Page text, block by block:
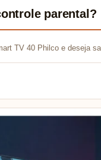
parental?
TV 40 Philco e deseja